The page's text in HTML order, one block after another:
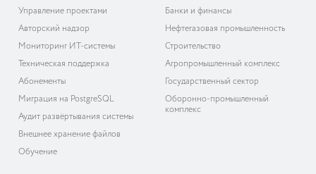
Управление проектами
Авторский надзор
Мониторинг ИТ-системы
Техническая поддержка
Абонементы
Миграция на PostgreSQL
Аудит развёртывания системы
Внешнее хранение файлов
Обучение
Банки и финансы
Нефтегазовая промышленность
Строительство
Агропромышленный комплекс
Государственный сектор
Оборонно-промышленный
комплекс